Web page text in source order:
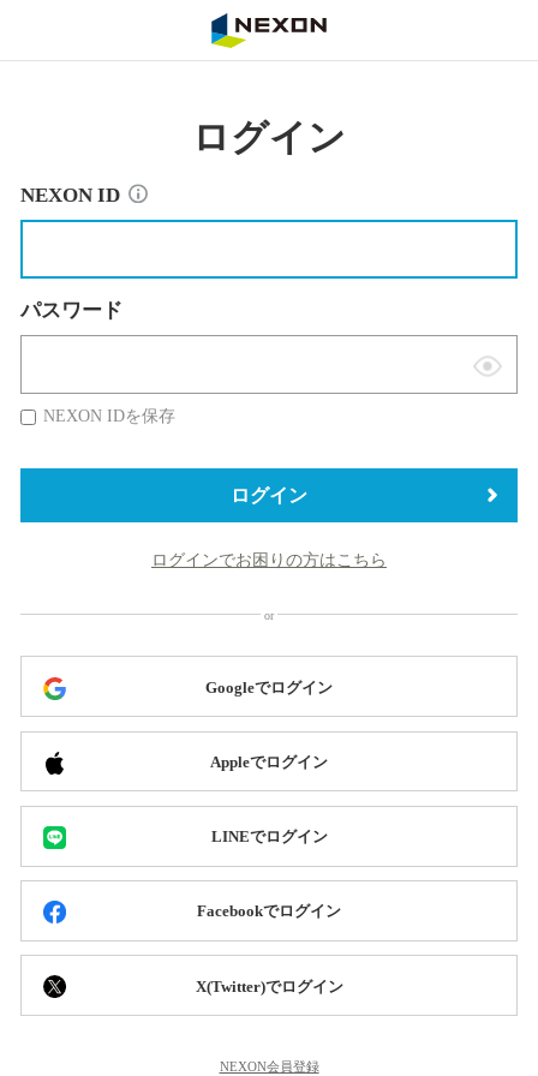
ログイン
NEXON ID
パスワード
表
替
NEXON IDを保存
ログイン
ログインでお困りの方はこちら
Googleでログイン
Appleでログイン
LINEでログイン
Facebookでログイン
X(Twitter)でログイン
NEXON会員登録